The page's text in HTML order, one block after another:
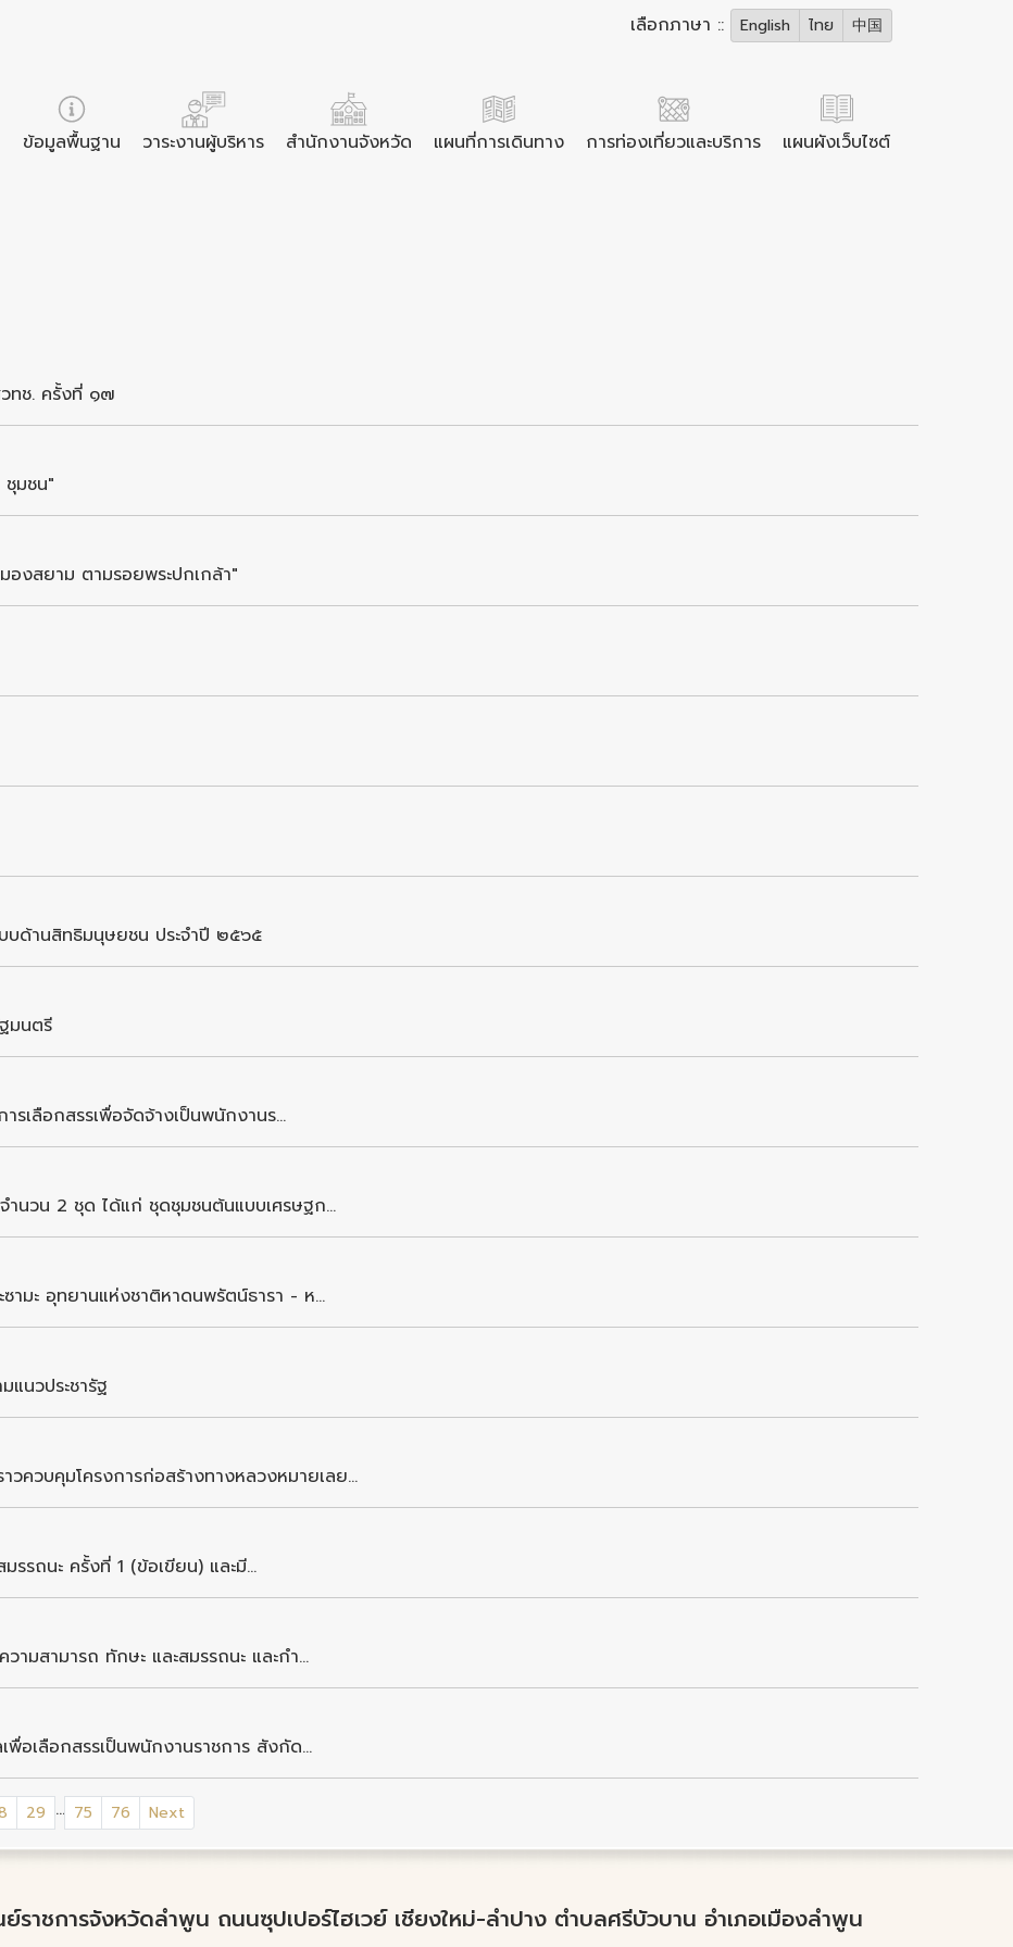
เลือกภาษา :: English ไทย 中国
ข้อมูลพื้นฐาน วาระงานผู้บริหาร สำนักงานจังหวัด แผนที่การเดินทาง การท่องเที่ยวและบริการ แผนผังเว็บไซต์
วทช. ครั้งที่ ๑๗
มชน"
องสยาม ตามรอยพระปกเกล้า"
บด้านสิทธิมนุษยชน ประจำปี ๒๕๖๕
มนตรี
เลือกสรรเพื่อจัดจ้างเป็นพนักงานร...
นวน 2 ชุด ได้แก่ ชุดชุมชนต้นแบบเศรษฐก...
ามะ อุทยานแห่งชาติหาดนพรัตน์ธารา - ห...
นวประชารัฐ
ควบคุมโครงการก่อสร้างทางหลวงหมายเลย...
รรถนะ ครั้งที่ 1 (ข้อเขียน) และมี...
ามสามารถ ทักษะ และสมรรถนะ และกำ...
อเลือกสรรเป็นพนักงานราชการ สังกัด...
29 ... 75 76 Next
าชการจังหวัดลำพูน ถนนซุปเปอร์ไฮเวย์ เชียงใหม่-ลำปาง ตำบลศรีบัวบาน อำเภอเมืองลำพูน